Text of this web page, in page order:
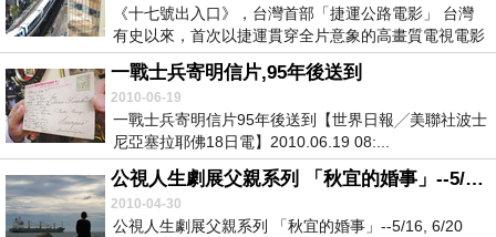
《十七號出入口》，台灣首部「捷運公路電影」 台灣
有史以來，首次以捷運貫穿全片意象的高畫質電視電影
《十...
一戰士兵寄明信片,95年後送到
2010-06-19
一戰士兵寄明信片95年後送到【世界日報╱美聯社波士
尼亞塞拉耶佛18日電】2010.06.19 08:...
公視人生劇展父親系列 「秋宜的婚事」--5/16, 6/20 ,6/27重播
2010-04-30
公視人生劇展父親系列 「秋宜的婚事」--5/16, 6/20